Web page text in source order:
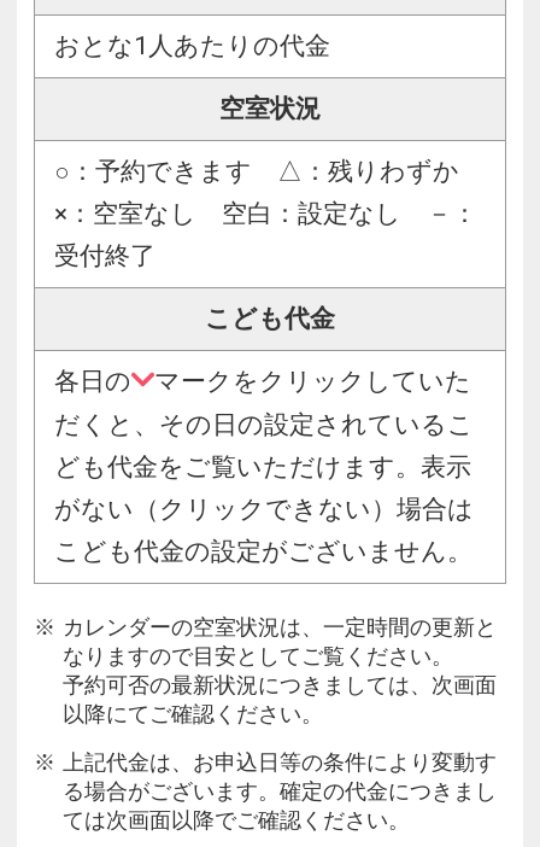
おとな1人あたりの代金
空室状況
○：予約できます △：残りわずか
×：空室なし 空白：設定なし －：
受付終了
こども代金
各日の
マークをクリックしていた
だくと、その日の設定されているこ
ども代金をご覧いただけます。表示
がない（クリックできない）場合は
こども代金の設定がございません。
カレンダーの空室状況は、一定時間の更新と
なりますので目安としてご覧ください。
予約可否の最新状況につきましては、次画面
以降にてご確認ください。
上記代金は、お申込日等の条件により変動す
る場合がございます。確定の代金につきまし
ては次画面以降でご確認ください。